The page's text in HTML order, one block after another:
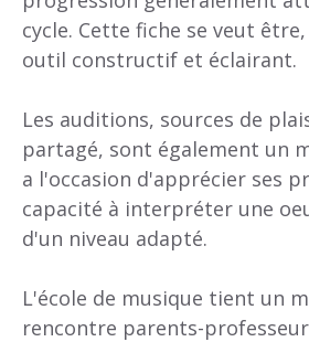
cycle. Cette fiche se veut
outil constructif et éclairant.
Les auditions, sources de
partagé, sont également un
a l'occasion d'apprécier ses
capacité à interpréter une
d'un niveau adapté.
L'école de musique tient un
rencontre parents-